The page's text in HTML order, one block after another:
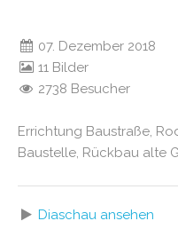
07. Dezember 2018
11 Bilder
2738 Besucher
Errichtung Baustraße,
Baustelle, Rückbau alte
Diaschau ansehen